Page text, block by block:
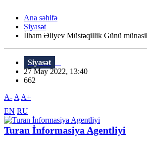
Ana səhifə
Siyasət
İlham Əliyev Müstəqillik Günü
Siyasət
27 May 2022, 13:40
662
A- A A+
EN RU
Turan İnformasiya Agentliyi